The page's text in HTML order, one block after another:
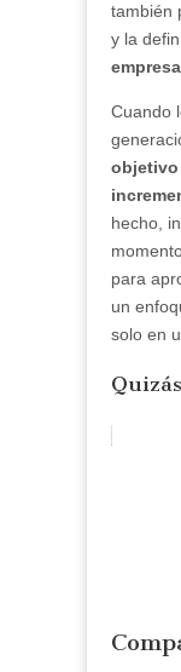
también
y la
Cuando
objetivo
hecho,
para
un
solo en